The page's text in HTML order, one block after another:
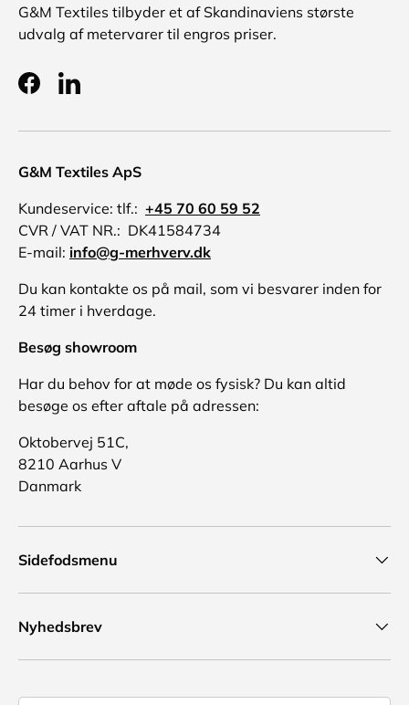
G&M Textiles tilbyder et af Skandinaviens største
udvalg af metervarer til engros priser.
FacebookLinkedIn
G&M Textiles ApS
Kundeservice: tlf.: +45 70 60 59 52
CVR / VAT NR.: DK41584734
E-mail: info@g-merhverv.dk
Du kan kontakte os på mail, som vi besvarer inden for
24 timer i hverdage.
Besøg showroom
Har du behov for at møde os fysisk? Du kan altid
besøge os efter aftale på adressen:
Oktobervej 51C,
8210 Aarhus V
Danmark
Sidefodsmenu
Nyhedsbrev